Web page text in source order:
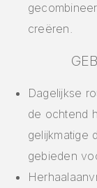
creëren.
Dagelijkse
de ochtend
gelijkmatige
gebieden